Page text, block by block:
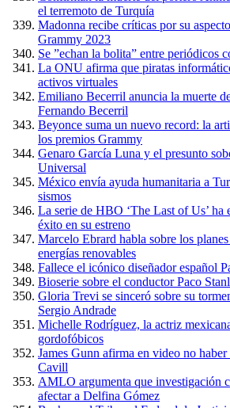
el terremoto de Turquía
Madonna recibe críticas por su
Grammy 2023
Se ”echan la bolita” entre periódicos
La ONU afirma que piratas
activos virtuales
Emiliano Becerril anuncia la muerte
Fernando Becerril
Beyonce suma un nuevo record: la
los premios Grammy
Genaro García Luna y el presunto
Universal
México envía ayuda humanitaria a
sismos
La serie de HBO ‘The Last of Us’ ha
éxito en su estreno
Marcelo Ebrard habla sobre los
energías renovables
Fallece el icónico diseñador español
Bioserie sobre el conductor Paco
Gloria Trevi se sinceró sobre su
Sergio Andrade
Michelle Rodríguez, la actriz
gordofóbicos
James Gunn afirma en video no
Cavill
AMLO argumenta que investigación
afectar a Delfina Gómez